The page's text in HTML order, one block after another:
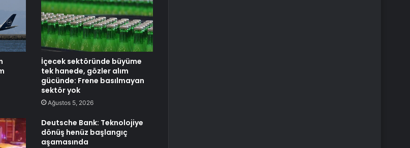
İçecek sektöründe büyüme
tek hanede, gözler alım
gücünde: Frene basılmayan
sektör yok
Ağustos 5, 2026
Deutsche Bank: Teknolojiye
dönüş henüz başlangıç
aşamasında